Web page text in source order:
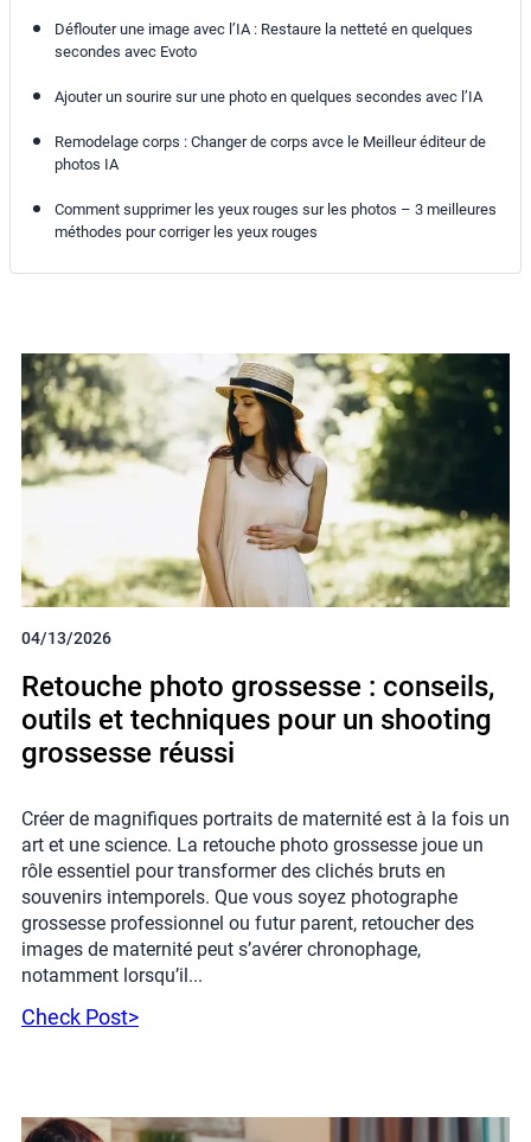
Déflouter une image avec l’IA : Restaure la netteté en quelques
secondes avec Evoto
Ajouter un sourire sur une photo en quelques secondes avec l’IA
Remodelage corps : Changer de corps avce le Meilleur éditeur de
photos IA
Comment supprimer les yeux rouges sur les photos – 3 meilleures
méthodes pour corriger les yeux rouges
04/13/2026
Retouche photo grossesse : conseils,
outils et techniques pour un shooting
grossesse réussi
Créer de magnifiques portraits de maternité est à la fois un
art et une science. La retouche photo grossesse joue un
rôle essentiel pour transformer des clichés bruts en
souvenirs intemporels. Que vous soyez photographe
grossesse professionnel ou futur parent, retoucher des
images de maternité peut s’avérer chronophage,
notamment lorsqu’il...
Check Post>